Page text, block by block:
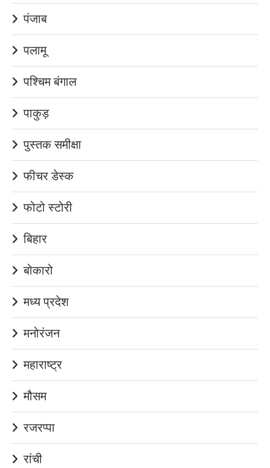
पंजाब
पलामू
पश्चिम बंगाल
पाकुड़
पुस्तक समीक्षा
फीचर डेस्क
फोटो स्टोरी
बिहार
बोकारो
मध्य प्रदेश
मनोरंजन
महाराष्ट्र
मौसम
रजरप्पा
रांची